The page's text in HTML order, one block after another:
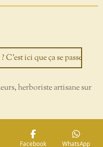
ici que ça se passe
herboriste artisane sur
Facebook WhatsApp